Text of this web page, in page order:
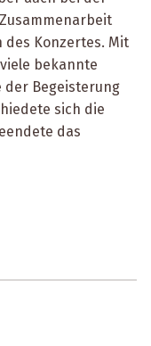
Konzertes. Mit
bekannte
der Begeisterung
sich die
das